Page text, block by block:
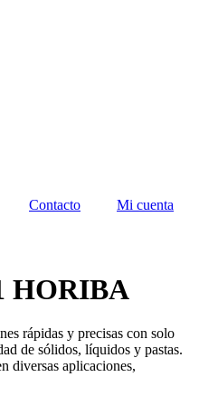
Contacto
Mi cuenta
HORIBA
rápidas y precisas con solo
de sólidos, líquidos y pastas.
diversas aplicaciones,